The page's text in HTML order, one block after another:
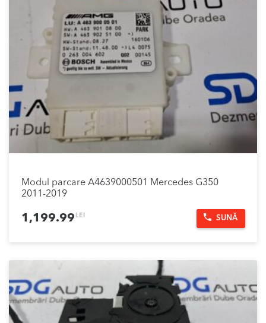
Modul parcare A4639000501 Mercedes G350
2011-2019
1,199.99 LEI SUNĂ